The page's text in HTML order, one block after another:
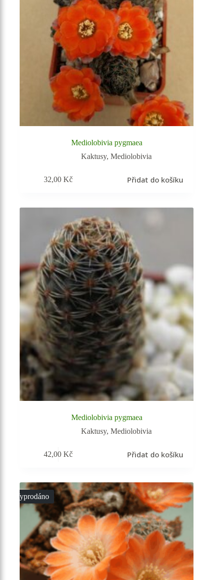
Mediolobivia pygmaea
Kaktusy,Mediolobivia
32,00Kč Přidat do košíku
Mediolobivia pygmaea
Kaktusy,Mediolobivia
42,00Kč Přidat do košíku
Vyprodáno